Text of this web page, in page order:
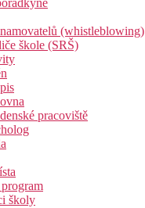
(whistleblowing)
škole (SRŠ)
pracoviště
školy